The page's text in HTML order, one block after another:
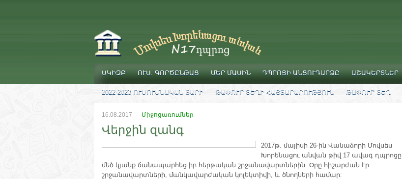
ՍԿԻԶԲ ՈՒՍ. ԳՈՐԾԸՆԹԱՑ ՄԵՐ ՄԱՍԻՆ ԴՊՐՈՑԻ ԱՆՑՈՒԴԱՐՁԸ ԱՇԱԿԵՐՏՆԵՐ
2022-2023 ՈՒՍՈՒՄՆԱԿԱՆ ՏԱՐԻ ԹԱՓՈՒՐ ՏԵՂԻ ՀԱՅՏԱՐԱՐՈՒԹՅՈՒՆ ԹԱՓՈՒՐ ՏԵՂ
16.08.2017 Միջոցառումներ
Վերջին զանգ
2017թ. մայիսի 26-ին Վանաձորի Մովսես
Խորենացու անվան թիվ 17 ավագ դպրոցը
մեծ կյանք ճանապարհեց իր հերթական շրջանավարտներին: Օրը հիշարժան էր
շրջանավարտների, մանկավարժական կոլեկտիվի, և ծնողների համար: